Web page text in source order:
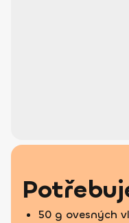
50 g ovesných